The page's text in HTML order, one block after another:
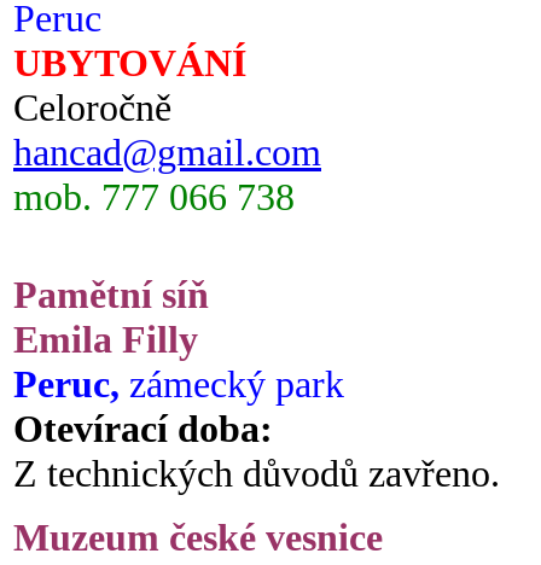
Peruc
UBYTOVÁNÍ
Celoročně
hancad@gmail.com
mob. 777 066 738
Pamětní síň
Emila Filly
Peruc, zámecký park
Otevírací doba:
Z technických důvodů zavřeno.
Muzeum české vesnice